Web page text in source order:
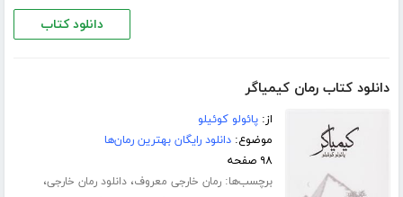
دانلود کتاب
دانلود کتاب رمان کیمیاگر
از:پائولو کوئیلو
موضوع:دانلود رایگان بهترین رمان‌ها
۹۸ صفحه
برچسب‌ها:رمان خارجی معروف،دانلود رمان خارجی،